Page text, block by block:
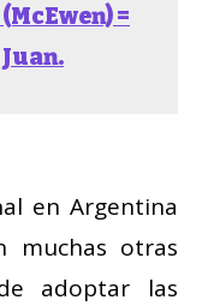
=
en Argentina
muchas otras
adoptar las